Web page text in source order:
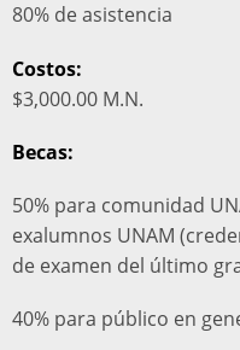
80% de asistencia
Costos:
$3,000.00 M.N.
Becas:
50% para comunidad
exalumnos UNAM
de examen del último
40% para público en